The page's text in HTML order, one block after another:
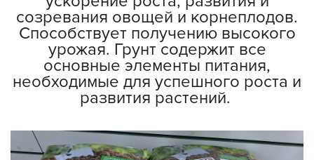
созревания овощей и корнеплодов.
Способствует получению высокого
урожая. Грунт содержит все
основные элементы питания,
необходимые для успешного роста и
развития растений.